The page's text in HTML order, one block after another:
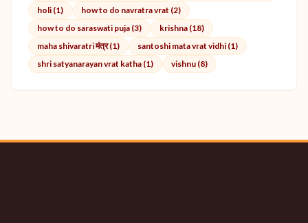
holi (1)
how to do navratra vrat (2)
how to do saraswati puja (3)
krishna (18)
maha shivaratri मंत्र (1)
santoshi mata vrat vidhi (1)
shri satyanarayan vrat katha (1)
vishnu (8)